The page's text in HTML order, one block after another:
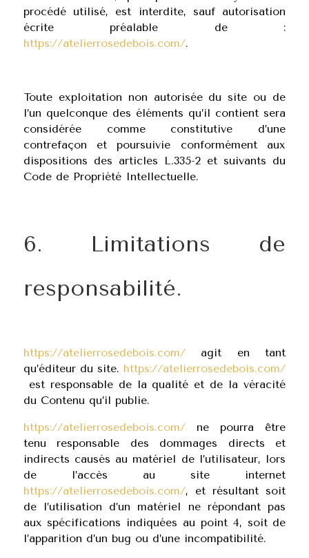
procédé utilisé, est interdite, sauf autorisation
écrite préalable de :
https://atelierrosedebois.com/.
Toute exploitation non autorisée du site ou de
l’un quelconque des éléments qu’il contient sera
considérée comme constitutive d’une
contrefaçon et poursuivie conformément aux
dispositions des articles L.335-2 et suivants du
Code de Propriété Intellectuelle.
6. Limitations de
responsabilité.
https://atelierrosedebois.com/agit en tant
qu’éditeur du site. https://atelierrosedebois.com/
est responsable de la qualité et de la véracité
du Contenu qu’il publie.
https://atelierrosedebois.com/ne pourra être
tenu responsable des dommages directs et
indirects causés au matériel de l’utilisateur, lors
de l’accès au site internet
https://atelierrosedebois.com/, et résultant soit
de l’utilisation d’un matériel ne répondant pas
aux spécifications indiquées au point 4, soit de
l’apparition d’un bug ou d’une incompatibilité.